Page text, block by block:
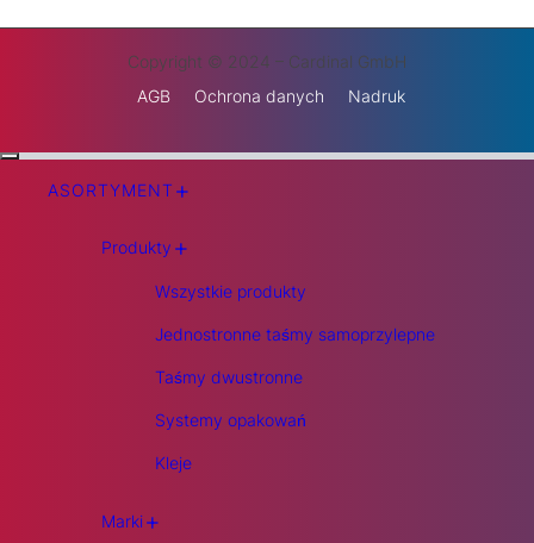
Copyright © 2024 – Cardinal GmbH
AGB
Ochrona danych Nadruk
ASORTYMENT +
Produkty +
Wszystkie produkty
Jednostronne taśmy samoprzylepne
Taśmy dwustronne
Systemy opakowań
Kleje
Marki+